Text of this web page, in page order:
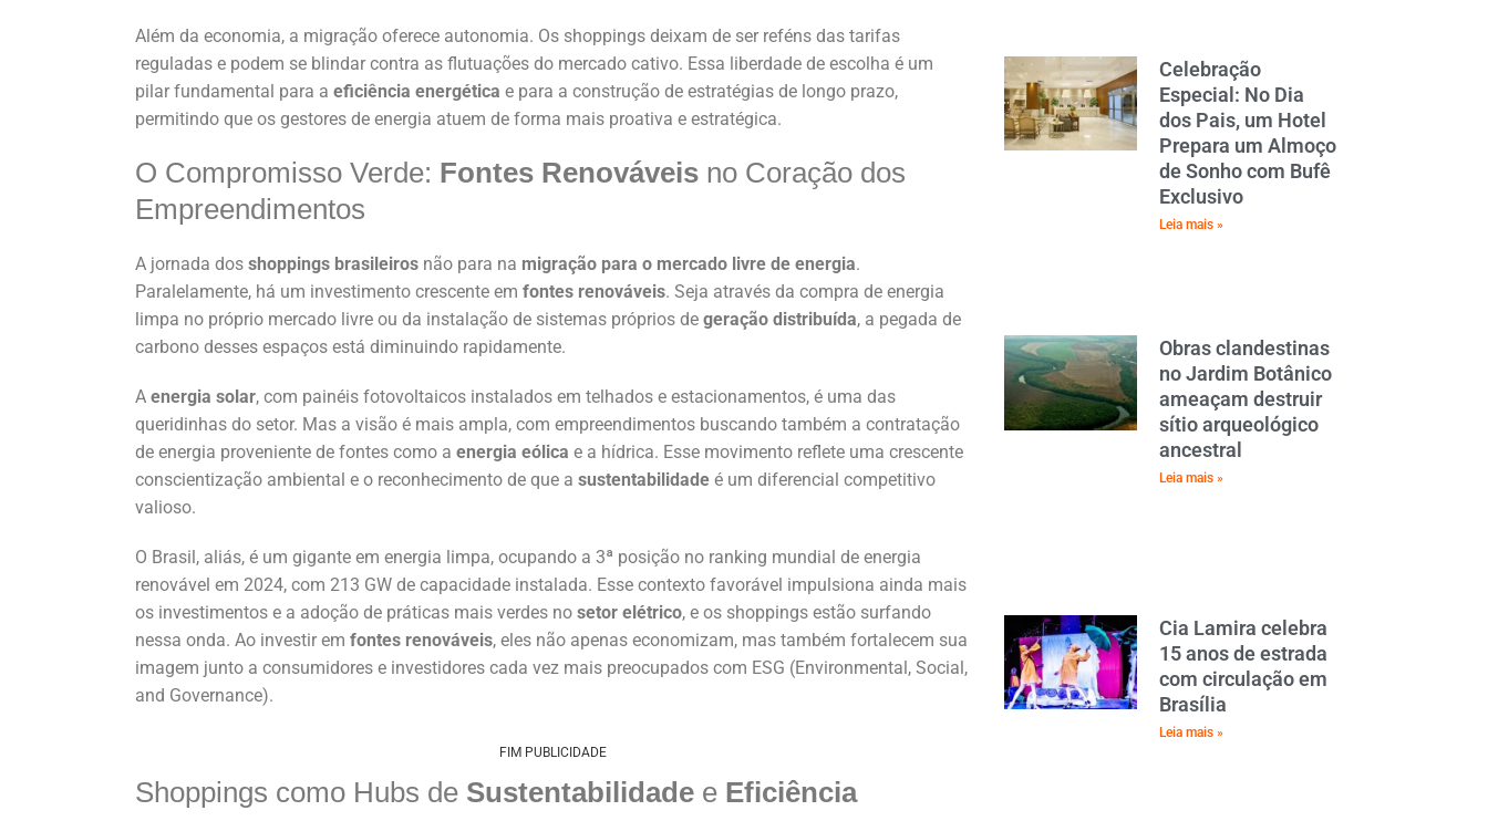
Além da economia, a migração oferece autonomia. Os shoppings deixam de ser reféns das tarifas
reguladas e podem se blindar contra as flutuações do mercado cativo. Essa liberdade de escolha é um
pilar fundamental para a eficiência energética e para a construção de estratégias de longo prazo,
permitindo que os gestores de energia atuem de forma mais proativa e estratégica.
O Compromisso Verde: Fontes Renováveis no Coração dos
Empreendimentos
A jornada dos shoppings brasileiros não para na migração para o mercado livre de energia.
Paralelamente, há um investimento crescente em fontes renováveis. Seja através da compra de energia
limpa no próprio mercado livre ou da instalação de sistemas próprios de geração distribuída, a pegada de
carbono desses espaços está diminuindo rapidamente.
A energia solar, com painéis fotovoltaicos instalados em telhados e estacionamentos, é uma das
queridinhas do setor. Mas a visão é mais ampla, com empreendimentos buscando também a contratação
de energia proveniente de fontes como a energia eólica e a hídrica. Esse movimento reflete uma crescente
conscientização ambiental e o reconhecimento de que a sustentabilidade é um diferencial competitivo
valioso.
O Brasil, aliás, é um gigante em energia limpa, ocupando a 3ª posição no ranking mundial de energia
renovável em 2024, com 213 GW de capacidade instalada. Esse contexto favorável impulsiona ainda mais
os investimentos e a adoção de práticas mais verdes no setor elétrico, e os shoppings estão surfando
nessa onda. Ao investir em fontes renováveis, eles não apenas economizam, mas também fortalecem sua
imagem junto a consumidores e investidores cada vez mais preocupados com ESG (Environmental, Social,
and Governance).
FIM PUBLICIDADE
Shoppings como Hubs de Sustentabilidade e Eficiência
Celebração
Especial: No Dia
dos Pais, um Hotel
Prepara um Almoço
de Sonho com Bufê
Exclusivo
Leia mais »
Obras clandestinas
no Jardim Botânico
ameaçam destruir
sítio arqueológico
ancestral
Leia mais »
Cia Lamira celebra
15 anos de estrada
com circulação em
Brasília
Leia mais »